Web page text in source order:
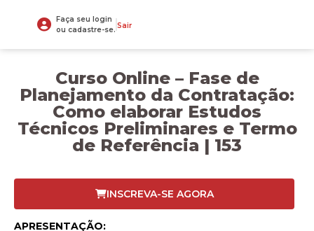
Faça seu login
ou cadastre-se. Sair
Curso Online – Fase de
Planejamento da Contratação:
Como elaborar Estudos
Técnicos Preliminares e Termo
de Referência | 153
INSCREVA-SE AGORA
APRESENTAÇÃO: